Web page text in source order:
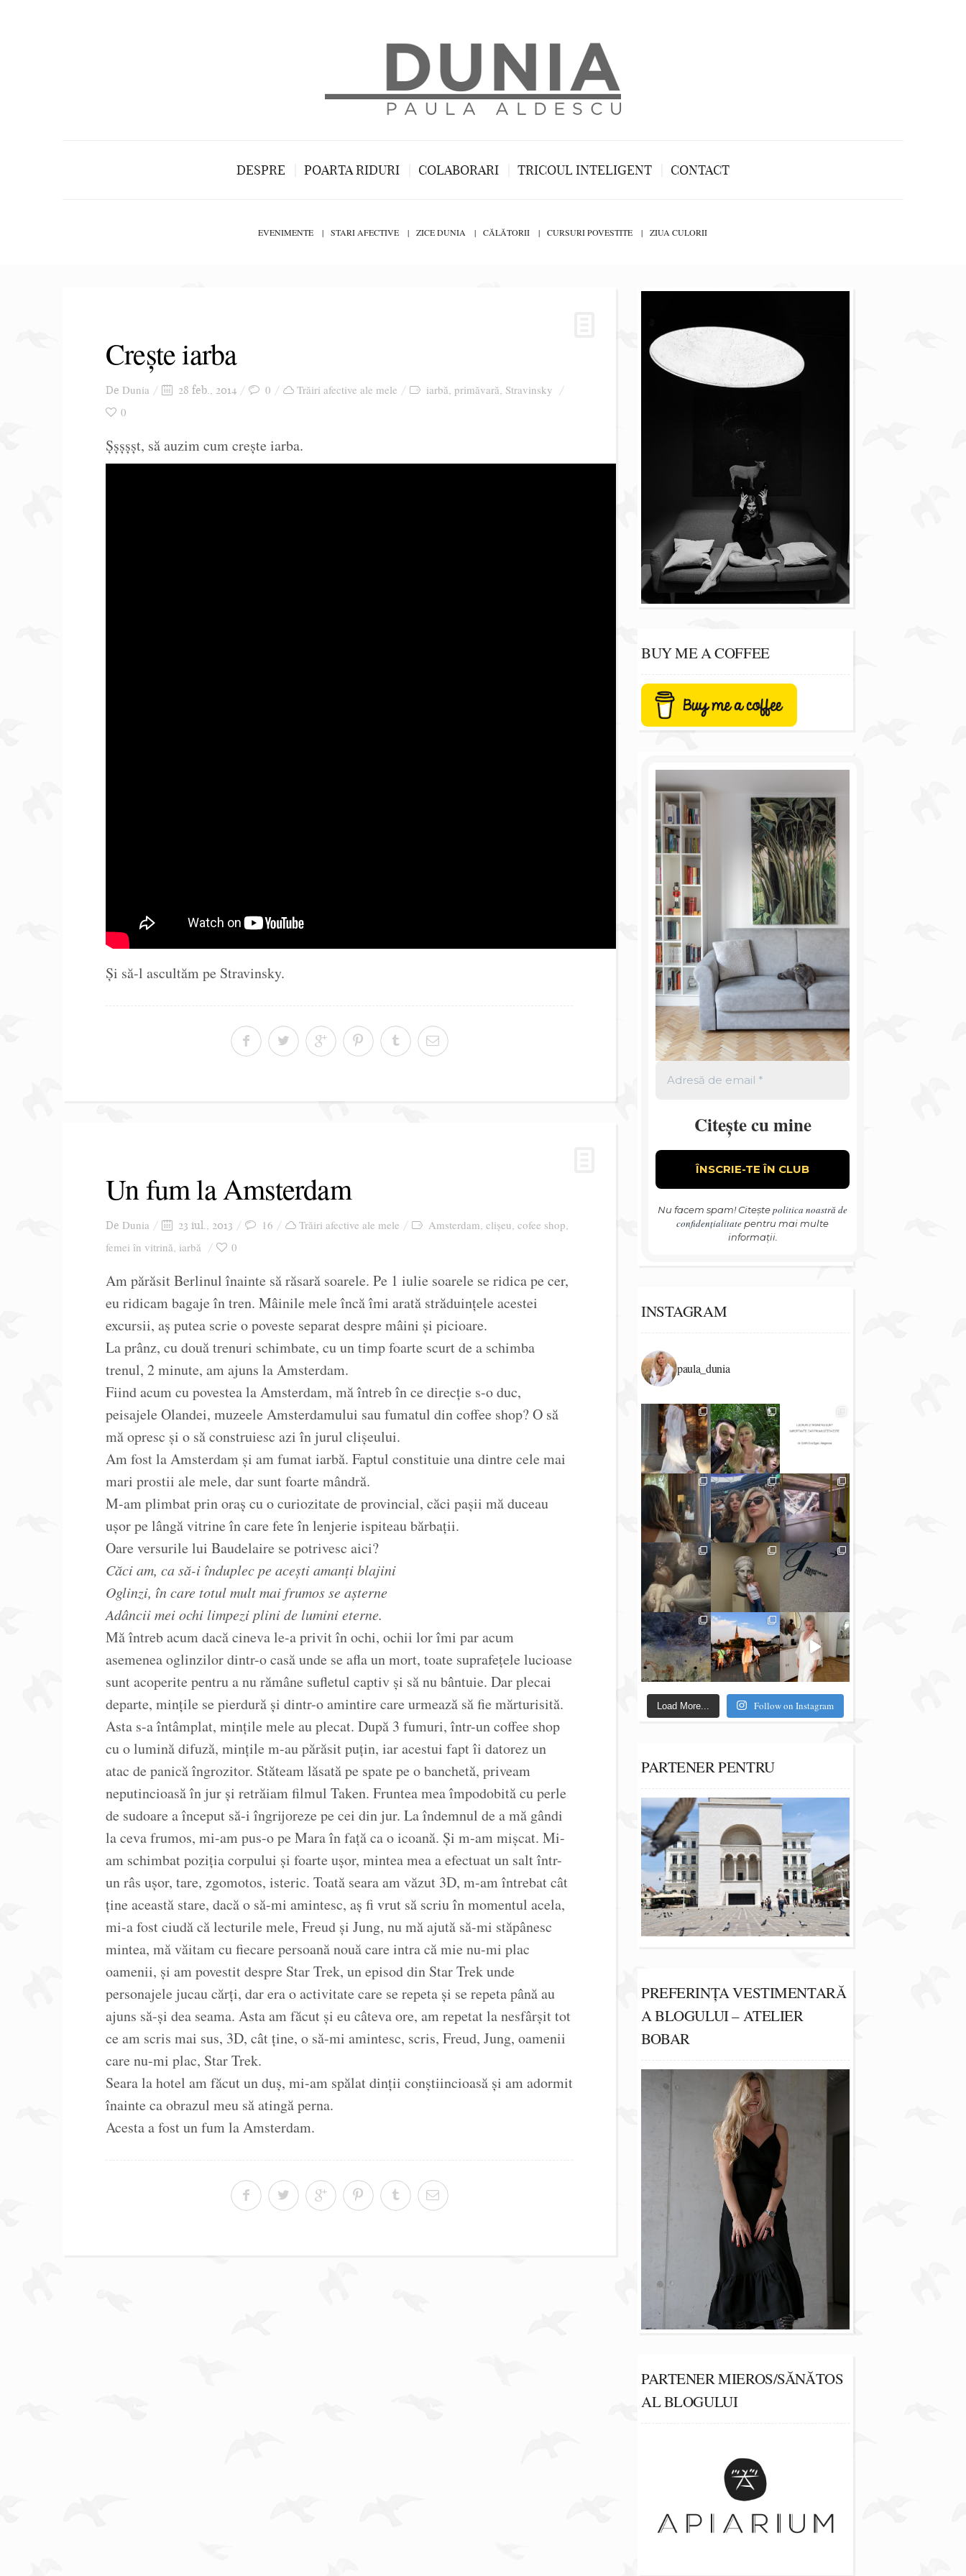
DESPRE POARTA RIDURI COLABORARI TRICOUL INTELIGENT CONTACT
EVENIMENTE STARI AFECTIVE ZICE DUNIA CĂLĂTORII CURSURI POVESTITE ZIUA CULORII
Crește iarba
De Dunia 28 feb., 2014 0 Trăiri afective ale mele iarbă, primăvară, Stravinsky
0
Șșșșșt, să auzim cum crește iarba.
Și să-l ascultăm pe Stravinsky.
Un fum la Amsterdam
De Dunia 23 iul., 2013 16 Trăiri afective ale mele Amsterdam, clișeu, cofee shop,
femei în vitrină, iarbă 0
Am părăsit Berlinul înainte să răsară soarele. Pe 1 iulie soarele se ridica pe cer,
eu ridicam bagaje în tren. Mâinile mele încă îmi arată străduințele acestei
excursii, aș putea scrie o poveste separat despre mâini și picioare.
La prânz, cu două trenuri schimbate, cu un timp foarte scurt de a schimba
trenul, 2 minute, am ajuns la Amsterdam.
Fiind acum cu povestea la Amsterdam, mă întreb în ce direcție s-o duc,
peisajele Olandei, muzeele Amsterdamului sau fumatul din coffee shop? O să
mă opresc și o să construiesc azi în jurul clișeului.
Am fost la Amsterdam și am fumat iarbă. Faptul constituie una dintre cele mai
mari prostii ale mele, dar sunt foarte mândră.
M-am plimbat prin oraș cu o curiozitate de provincial, căci pașii mă duceau
ușor pe lângă vitrine în care fete în lenjerie ispiteau bărbații.
Oare versurile lui Baudelaire se potrivesc aici?
Căci am, ca să-i înduplec pe acești amanți blajini
Oglinzi, în care totul mult mai frumos se așterne
Adâncii mei ochi limpezi plini de lumini eterne.
Mă întreb acum dacă cineva le-a privit în ochi, ochii lor îmi par acum
asemenea oglinzilor dintr-o casă unde se afla un mort, toate suprafețele lucioase
sunt acoperite pentru a nu rămâne sufletul captiv și să nu bântuie. Dar plecai
departe, mințile se pierdură și dintr-o amintire care urmează să fie mărturisită.
Asta s-a întâmplat, mințile mele au plecat. După 3 fumuri, într-un coffee shop
cu o lumină difuză, mințile m-au părăsit puțin, iar acestui fapt îi datorez un
atac de panică îngrozitor. Stăteam lăsată pe spate pe o banchetă, priveam
neputincioasă în jur și retrăiam filmul Taken. Fruntea mea împodobită cu perle
de sudoare a început să-i îngrijoreze pe cei din jur. La îndemnul de a mă gândi
la ceva frumos, mi-am pus-o pe Mara în față ca o icoană. Și m-am mișcat. Mi-
am schimbat poziția corpului și foarte ușor, mintea mea a efectuat un salt într-
un râs ușor, tare, zgomotos, isteric. Toată seara am văzut 3D, m-am întrebat cât
ține această stare, dacă o să-mi amintesc, aș fi vrut să scriu în momentul acela,
mi-a fost ciudă că lecturile mele, Freud și Jung, nu mă ajută să-mi stăpânesc
mintea, mă văitam cu fiecare persoană nouă care intra că mie nu-mi plac
oamenii, și am povestit despre Star Trek, un episod din Star Trek unde
personajele jucau cărți, dar era o activitate care se repeta și se repeta până au
ajuns să-și dea seama. Asta am făcut și eu câteva ore, am repetat la nesfârșit tot
ce am scris mai sus, 3D, cât ține, o să-mi amintesc, scris, Freud, Jung, oamenii
care nu-mi plac, Star Trek.
Seara la hotel am făcut un duș, mi-am spălat dinții conștiincioasă și am adormit
înainte ca obrazul meu să atingă perna.
Acesta a fost un fum la Amsterdam.
BUY ME A COFFEE
Citește cu mine
Nu facem spam! Citeștepolitica noastră de
confidențialitate pentru mai multe
informații.
INSTAGRAM
paula_dunia
Load More... Follow on Instagram
PARTENER PENTRU
PREFERINȚA VESTIMENTARĂ
A BLOGULUI – ATELIER
BOBAR
PARTENER MIEROS/SĂNĂTOS
AL BLOGULUI